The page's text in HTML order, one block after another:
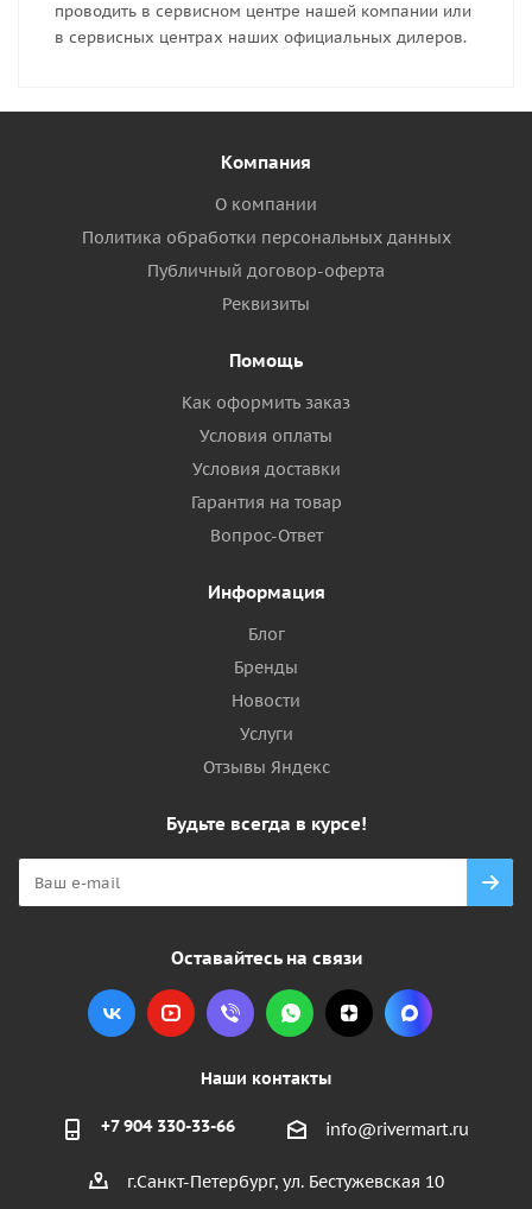
проводить в сервисном центре нашей компании или
в сервисных центрах наших официальных дилеров.
Компания
О компании
Политика обработки персональных данных
Публичный договор-оферта
Реквизиты
Помощь
Как оформить заказ
Условия оплаты
Условия доставки
Гарантия на товар
Вопрос-Ответ
Информация
Блог
Бренды
Новости
Услуги
Отзывы Яндекс
Будьте всегда в курсе!
Оставайтесь на связи
Наши контакты
+7 904 330-33-66 info@rivermart.ru
г.Санкт-Петербург, ул. Бестужевская 10